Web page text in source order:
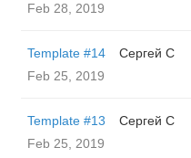
Feb 28, 2019
Template #14
Сергей С
Feb 25, 2019
Template #13
Сергей С
Feb 25, 2019